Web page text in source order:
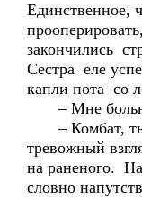
Единственное,
закончились
Сестра еле
капли пота со
– Мне
– Комбат, ты
тревожный
на раненого.
словно